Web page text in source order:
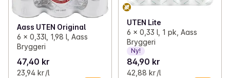
Aass UTEN Original
6 x 0,33l, 1,98 l, Aass
Bryggeri
47,40 kr
23,94 kr /l
UTEN Lite
6 x 0,33 l, 1 pk, Aass
Bryggeri
Ny!
84,90 kr
42,88 kr /l